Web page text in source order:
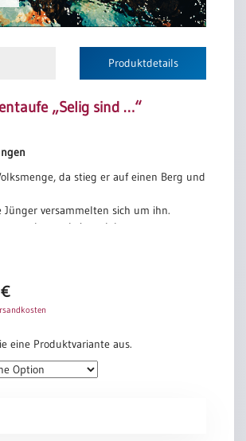
Produktdetails
„Selig sind …“
da stieg er auf einen Berg und
Jünger versammelten sich um ihn.
zu reden und sie zu lehren:
sind vor Gott und für seinen Geist
Gottes.
tragen.
sind und hoffen.
gehören.
€
eine Produktvariante aus.